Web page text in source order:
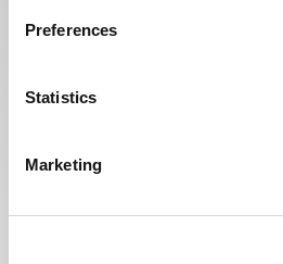
Preferences
Statistics
Marketing
Carrozzeria
Service Plus
Accetto e acconsento
finalità di marketing (Opzionale)